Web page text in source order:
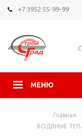
+7 3952 55-99-99
МЕНЮ
Главная
ВОДЯНЫЕ